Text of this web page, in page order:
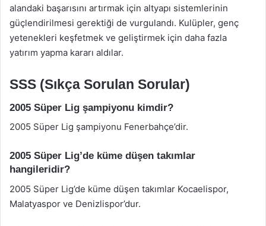
alandaki başarısını artırmak için altyapı sistemlerinin
güçlendirilmesi gerektiği de vurgulandı. Kulüpler, genç
yetenekleri keşfetmek ve geliştirmek için daha fazla
yatırım yapma kararı aldılar.
SSS (Sıkça Sorulan Sorular)
2005 Süper Lig şampiyonu kimdir?
2005 Süper Lig şampiyonu Fenerbahçe’dir.
2005 Süper Lig’de küme düşen takımlar
hangileridir?
2005 Süper Lig’de küme düşen takımlar Kocaelispor,
Malatyaspor ve Denizlispor’dur.